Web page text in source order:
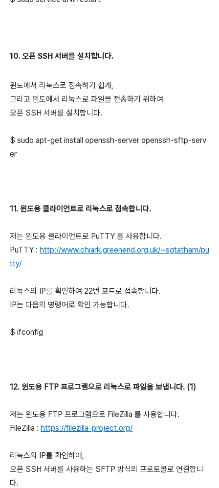
10. 오픈 SSH 서버를 설치합니다.
윈도에서 리눅스로 접속하기 쉽게,
그리고 윈도에서 리눅스로 파일을 전송하기 위하여
오픈 SSH 서버를 설치합니다.
$ sudo apt-get install openssh-server openssh-sftp-serv
er
11. 윈도용 클라이언트로 리눅스로 접속합니다.
저는 윈도용 클라이언트로 PuTTY 를 사용합니다.
PuTTY : http://www.chiark.greenend.org.uk/~sgtatham/pu
tty/
리눅스의 IP를 확인하여 22번 포트로 접속합니다.
IP는 다음의 명령어로 확인 가능합니다.
$ ifconfig
12. 윈도용 FTP 프로그램으로 리눅스로 파일을 보냅니다. (1)
저는 윈도용 FTP 프로그램으로 FileZilla 를 사용합니다.
FileZilla : https://filezilla-project.org/
리눅스의 IP를 확인하여,
오픈 SSH 서버를 사용하는 SFTP 방식의 프로토콜로 연결합니
다.